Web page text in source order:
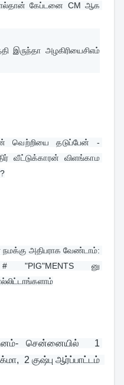
கேப்டனை CM ஆக
இருந்தா அழகிரியைசிஎம்
வெற்றியை தடுப்பேன் -
வீட்டுக்காரன் விளங்காம
அதிபராக வேண்டாம்:
# "PIG"MENTS னு
சென்னையில்  1
2 குஷ்பு ஆர்ப்பாட்டம்